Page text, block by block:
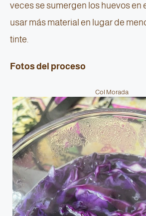
veces se sumergen los huevos en
usar más material en lugar de
tinte.
Fotos del proceso
Col Morada